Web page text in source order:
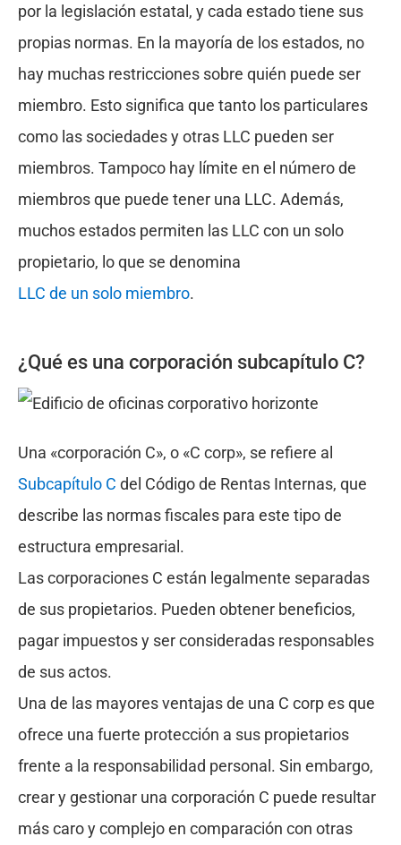
por la legislación estatal, y cada estado tiene sus
propias normas. En la mayoría de los estados, no
hay muchas restricciones sobre quién puede ser
miembro. Esto significa que tanto los particulares
como las sociedades y otras LLC pueden ser
miembros. Tampoco hay límite en el número de
miembros que puede tener una LLC. Además,
muchos estados permiten las LLC con un solo
propietario, lo que se denomina
LLC de un solo miembro.
¿Qué es una corporación subcapítulo C?
Una «corporación C», o «C corp», se refiere al
Subcapítulo C del Código de Rentas Internas, que
describe las normas fiscales para este tipo de
estructura empresarial.
Las corporaciones C están legalmente separadas
de sus propietarios. Pueden obtener beneficios,
pagar impuestos y ser consideradas responsables
de sus actos.
Una de las mayores ventajas de una C corp es que
ofrece una fuerte protección a sus propietarios
frente a la responsabilidad personal. Sin embargo,
crear y gestionar una corporación C puede resultar
más caro y complejo en comparación con otras